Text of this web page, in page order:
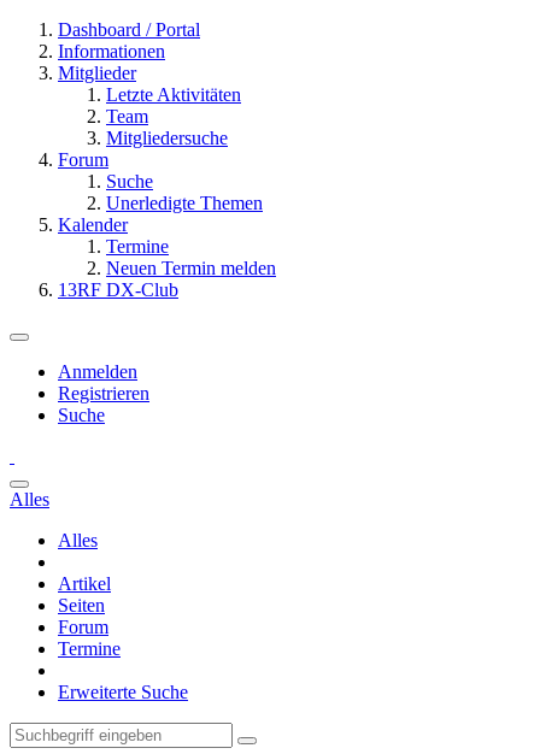
Dashboard / Portal
Informationen
Mitglieder
Letzte Aktivitäten
Team
Mitgliedersuche
Forum
Suche
Unerledigte Themen
Kalender
Termine
Neuen Termin melden
13RF DX-Club
Anmelden
Registrieren
Suche
Alles
Alles
Artikel
Seiten
Forum
Termine
Erweiterte Suche